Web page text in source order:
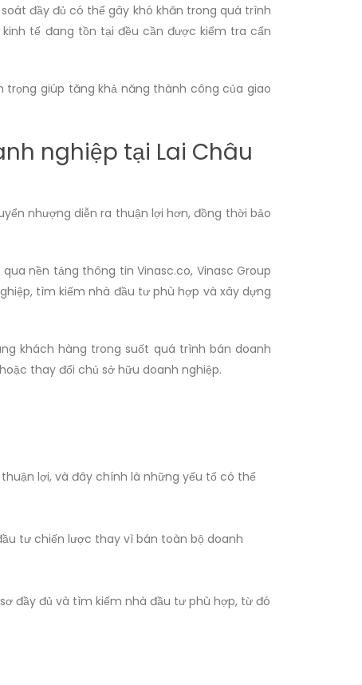
đầy đủ có thể gây khó khăn trong quá trình
tế đang tồn tại đều cần được kiểm tra cẩn
giúp tăng khả năng thành công của giao
nghiệp tại Lai Châu
nhượng diễn ra thuận lợi hơn, đồng thời bảo
nền tảng thông tin Vinasc.co, Vinasc Group
tìm kiếm nhà đầu tư phù hợp và xây dựng
khách hàng trong suốt quá trình bán doanh
thay đổi chủ sở hữu doanh nghiệp.
lợi, và đây chính là những yếu tố có thể
tư chiến lược thay vì bán toàn bộ doanh
đầy đủ và tìm kiếm nhà đầu tư phù hợp, từ đó